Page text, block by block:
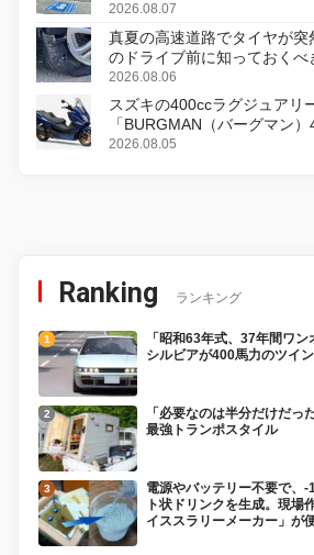
2026.08.07
真夏の高速道路でタイヤが
のドライブ前に知っておくべ
2026.08.06
スズキの400ccラグジュアリ
「BURGMAN（バーグマン
変更し、8月18日に発売
2026.08.05
Ranking ランキング
「昭和63年式、37年間ワ
シルビアが400馬力のツイ
「必要なのは半分だけだっ
最強トランポスタイル
電源やバッテリー不要で、
ト状ドリンクを生成。現場
イススラリーメーカー」が